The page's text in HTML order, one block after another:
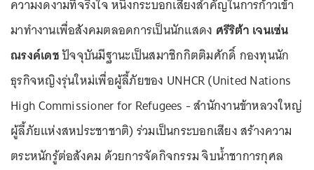
ความงดงามที่จริงใจ หนึ่งกระบอกเสียงสำคัญในการก้าวเข้า
มาทำงานเพื่อสังคมตลอดการเป็นนักแสดง ศรีริต้า เจนเซ่น
ณรงค์เดชปัจจุบันมีฐานะเป็นสมาชิกกิตติมศักดิ์ กองทุนนัก
ธุรกิจหญิงรุ่นใหม่เพื่อผู้ลี้ภัยของ UNHCR (United Nations
High Commissioner for Refugees - สำนักงานข้าหลวงใหญ่
ผู้ลี้ภัยแห่งสหประชาชาติ) ร่วมเป็นกระบอกเสียง สร้างความ
ตระหนักรู้ต่อสังคม ด้วยการจัดกิจกรรม จิบน้ำชาการกุศล